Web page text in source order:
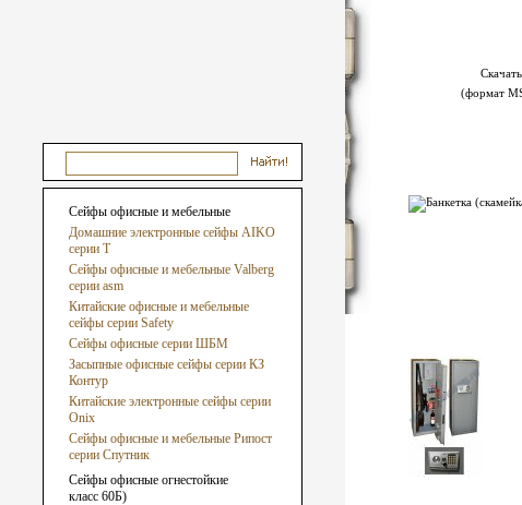
Сейфы офисные и мебельные
Домашние электронные сейфы AIKO
серии Т
Сейфы офисные и мебельные Valberg
серии asm
Китайские офисные и мебельные
сейфы серии Safety
Сейфы офисные серии ШБМ
Засыпные офисные сейфы серии КЗ
Контур
Китайские электронные сейфы серии
Onix
Сейфы офисные и мебельные Рипост
серии Спутник
Сейфы офисные огнестойкие
класс 60Б)
(формат